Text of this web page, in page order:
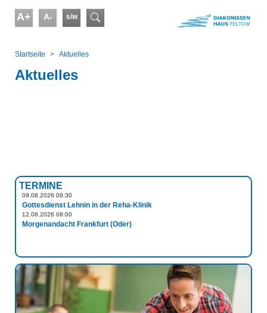
A+ A- s/w Suchformular
Startseite
Aktuelles
Aktuelles
TERMINE
09.08.2026 09:30
Gottesdienst Lehnin in der Reha-Klinik
12.08.2026 08:00
Morgenandacht Frankfurt (Oder)